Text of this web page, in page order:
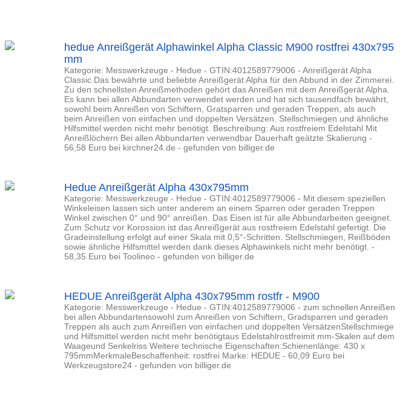
hedue Anreißgerät Alphawinkel Alpha Classic M900 rostfrei 430x795
mm
Kategorie: Messwerkzeuge - Hedue - GTIN:4012589779006 - Anreißgerät Alpha
Classic Das bewährte und beliebte Anreißgerät Alpha für den Abbund in der Zimmerei.
Zu den schnellsten Anreißmethoden gehört das Anreißen mit dem Anreißgerät Alpha.
Es kann bei allen Abbundarten verwendet werden und hat sich tausendfach bewährt,
sowohl beim Anreißen von Schiftern, Gratsparren und geraden Treppen, als auch
beim Anreißen von einfachen und doppelten Versätzen. Stellschmiegen und ähnliche
Hilfsmittel werden nicht mehr benötigt. Beschreibung: Aus rostfreiem Edelstahl Mit
Anreißlöchern Bei allen Abbundarten verwendbar Dauerhaft geätzte Skalierung -
56,58 Euro bei kirchner24.de - gefunden von billiger.de
Hedue Anreißgerät Alpha 430x795mm
Kategorie: Messwerkzeuge - Hedue - GTIN:4012589779006 - Mit diesem speziellen
Winkeleisen lassen sich unter anderem an einem Sparren oder geraden Treppen
Winkel zwischen 0° und 90° anreißen. Das Eisen ist für alle Abbundarbeiten geeignet.
Zum Schutz vor Korossion ist das Anreißgerät aus rostfreiem Edelstahl gefertigt. Die
Gradeinstellung erfolgt auf einer Skala mit 0,5°-Schritten. Stellschmiegen, Reißböden
sowie ähnliche Hilfsmittel werden dank dieses Alphawinkels nicht mehr benötigt. -
58,35 Euro bei Toolineo - gefunden von billiger.de
HEDUE Anreißgerät Alpha 430x795mm rostfr - M900
Kategorie: Messwerkzeuge - Hedue - GTIN:4012589779006 - zum schnellen Anreißen
bei allen Abbundartensowohl zum Anreißen von Schiftern, Gradsparren und geraden
Treppen als auch zum Anreißen von einfachen und doppelten VersätzenStellschmiege
und Hilfsmittel werden nicht mehr benötigtaus Edelstahlrostfreimit mm-Skalen auf dem
Waageund Senkelriss Weitere technische Eigenschaften:Schienenlänge: 430 x
795mmMerkmaleBeschaffenheit: rostfrei Marke: HEDUE - 60,09 Euro bei
Werkzeugstore24 - gefunden von billiger.de